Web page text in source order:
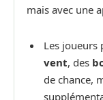
mais avec une
Les joueurs
vent, des
de chance,